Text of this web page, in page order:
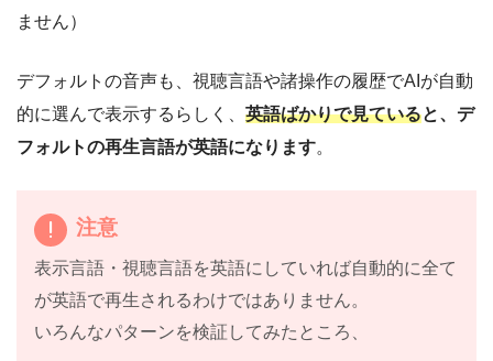
ません）
デフォルトの音声も、視聴言語や諸操作の履歴でAIが自動
的に選んで表示するらしく、 英語ばかりで見ていると、デ
フォルトの再生言語が英語になります。
注意
表示言語・視聴言語を英語にしていれば自動的に全て
が英語で再生されるわけではありません。
いろんなパターンを検証してみたところ、